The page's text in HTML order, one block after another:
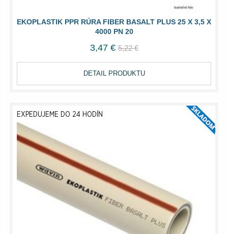
EKOPLASTIK PPR RÚRA FIBER BASALT PLUS 25 X 3,5 X
4000 PN 20
3,47 € 5,22 €
DETAIL PRODUKTU
EXPEDUJEME DO 24 HODÍN